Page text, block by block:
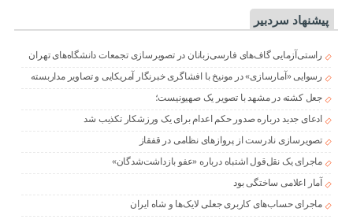
پیشنهاد سردبیر
راستی‌آزمایی گاف‌های فارسی‌زبانان در تصویرسازی تجمعات دانشگاه‌های تهران
رسوایی «آمارسازی» در مونیخ با افشاگری خبرنگار آمریکایی و تصاویر مداربسته
جعل کشته در مشهد با تصویر یک صهیونیست؛
ادعای جدید درباره صدور حکم اعدام برای یک ورزشکار تکذیب شد
تصویرسازی نادرست از پروازهای نظامی در قفقاز
ماجرای یک نقل‌قول اشتباه درباره «عفو بازداشت‌شدگان»
آمار اعلامی ساختگی بود
ماجرای حساب‌های کاربری جعلی لایک‌ها و شاه ایران